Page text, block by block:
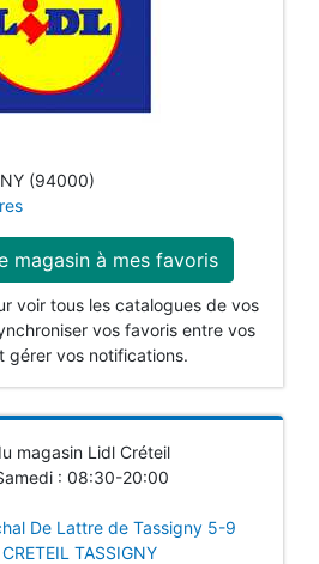
(94000)
magasin à mes favoris
voir tous les catalogues de vos
vos favoris entre vos
gérer vos notifications.
magasin Lidl Créteil
: 08:30-20:00
De Lattre de Tassigny 5-9
TASSIGNY